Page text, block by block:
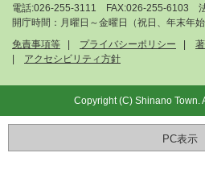
電話:026-255-3111 FAX:026-255-6103
開庁時間：月曜日～金曜日（祝日、年末年
免責事項等
プライバシーポリシー
アクセシビリティ方針
Copyright (C) Shinano Town.
PC表示